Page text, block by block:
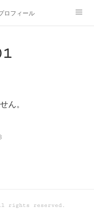
ロフィール
ん。
rights reserved.